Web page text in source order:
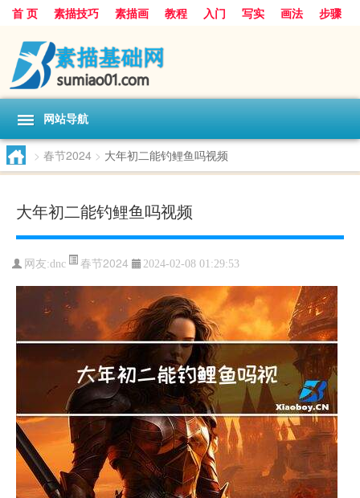
首 页 素描技巧 素描画 教程 入门 写实 画法
步骤
基础
超写实
网站导航
> 春节2024 > 大年初二能钓鲤鱼吗视频
大年初二能钓鲤鱼吗视频
网友:dnc 春节2024 2024-02-08 01:29:53